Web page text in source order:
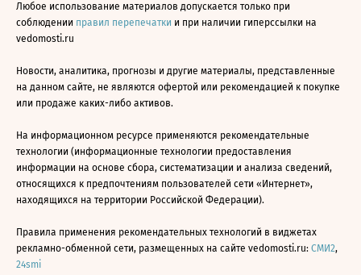
Любое использование материалов допускается только при
соблюдении правил перепечатки и при наличии гиперссылки на
vedomosti.ru
Новости, аналитика, прогнозы и другие материалы, представленные
на данном сайте, не являются офертой или рекомендацией к покупке
или продаже каких-либо активов.
На информационном ресурсе применяются рекомендательные
технологии (информационные технологии предоставления
информации на основе сбора, систематизации и анализа сведений,
относящихся к предпочтениям пользователей сети «Интернет»,
находящихся на территории Российской Федерации).
Правила применения рекомендательных технологий в виджетах
рекламно-обменной сети, размещенных на сайте vedomosti.ru: СМИ2,
24smi